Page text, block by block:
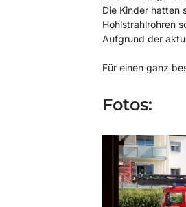
Die Kinder hatten
Hohlstrahlrohren
Aufgrund der
Für einen ganz
Fotos: